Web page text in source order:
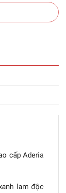
cấp Aderia
lam độc